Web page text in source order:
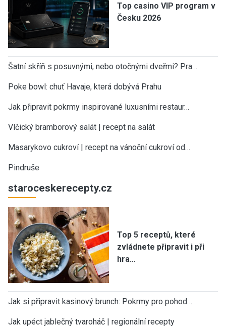
Top casino VIP program v
Česku 2026
Šatní skříň s posuvnými, nebo otočnými dveřmi? Pra…
Poke bowl: chuť Havaje, která dobývá Prahu
Jak připravit pokrmy inspirované luxusními restaur…
Vlčický bramborový salát | recept na salát
Masarykovo cukroví | recept na vánoční cukroví od…
Pindruše
staroceskerecepty.cz
Top 5 receptů, které
zvládnete připravit i při
hra…
Jak si připravit kasinový brunch: Pokrmy pro pohod…
Jak upéct jablečný tvaroháč | regionální recepty